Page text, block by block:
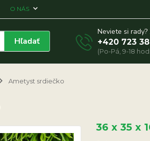
O NÁS
Hľadať
Neviete si
+420 723
(Po-Pá, 9-18
Ametyst srdiečko
36 x 35 x